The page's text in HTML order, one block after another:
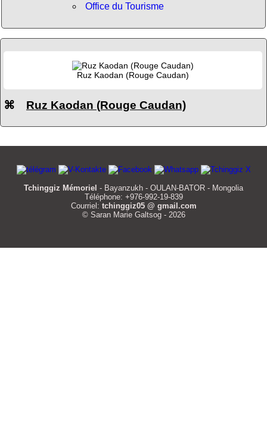
Office du Tourisme
Ruz Kaodan (Rouge Caudan)
⌘ Ruz Kaodan (Rouge Caudan)
Tchinggiz Mémoriel - Bayanzukh - OULAN-BATOR - Mongolia
Téléphone: +976-992-19-839
Courriel: tchinggiz05 @ gmail.com
© Saran Marie Galtsog - 2026